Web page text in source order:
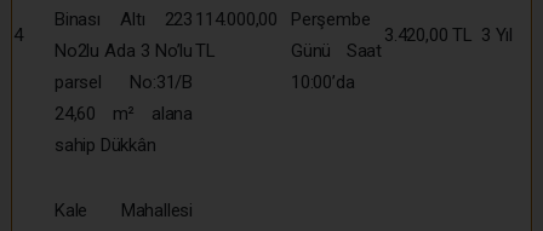
4
Binası Altı 223
No2lu Ada 3 No’lu
parsel No:31/B
24,60 m² alana
sahip Dükkân
114.000,00
TL
Perşembe
Günü Saat
10:00’da
3.420,00 TL 3 Yıl
Kale Mahallesi